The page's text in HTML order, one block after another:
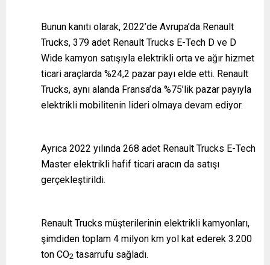
Bunun kanıtı olarak, 2022’de Avrupa’da Renault
Trucks, 379 adet Renault Trucks E-Tech D ve D
Wide kamyon satışıyla elektrikli orta ve ağır hizmet
ticari araçlarda %24,2 pazar payı elde etti. Renault
Trucks, aynı alanda Fransa’da %75’lik pazar payıyla
elektrikli mobilitenin lideri olmaya devam ediyor.
Ayrıca 2022 yılında 268 adet Renault Trucks E-Tech
Master elektrikli hafif ticari aracın da satışı
gerçekleştirildi.
Renault Trucks müşterilerinin elektrikli kamyonları,
şimdiden toplam 4 milyon km yol kat ederek 3.200
ton CO2 tasarrufu sağladı.